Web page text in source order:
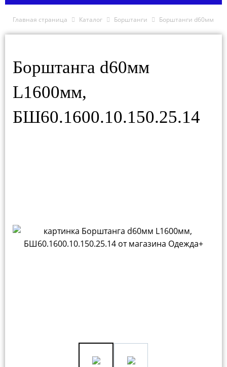
Главная страница Каталог Борштанги Борштанги d60мм
Борштанга d60мм
L1600мм,
БШ60.1600.10.150.25.14